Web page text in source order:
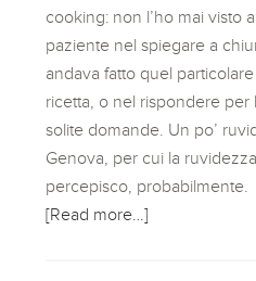
cooking: non l’ho mai visto
paziente nel spiegare a
andava fatto quel
ricetta, o nel rispondere per
solite domande. Un po’
Genova, per cui la
percepisco, probabilmente.
[Read more…]